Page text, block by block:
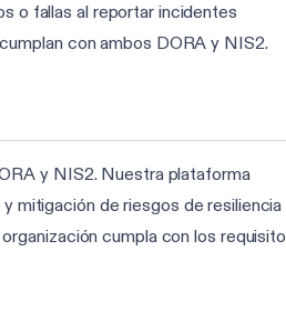
o fallas al reportar incidentes
con ambos DORA y NIS2.
y NIS2. Nuestra plataforma
mitigación de riesgos de resiliencia
cumpla con los